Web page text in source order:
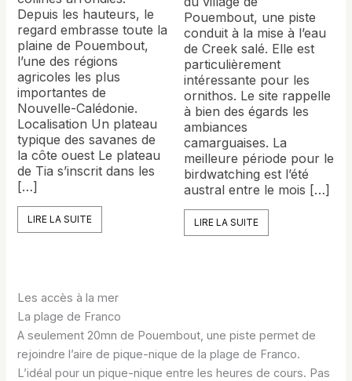
Depuis les hauteurs, le
regard embrasse toute la
plaine de Pouembout,
l’une des régions
agricoles les plus
importantes de
Nouvelle-Calédonie.
Localisation Un plateau
typique des savanes de
la côte ouest Le plateau
de Tia s’inscrit dans les
[…]
LIRE LA SUITE
Pouembout, une piste
conduit à la mise à l’eau
de Creek salé. Elle est
particulièrement
intéressante pour les
ornithos. Le site rappelle
à bien des égards les
ambiances
camarguaises. La
meilleure période pour le
birdwatching est l’été
austral entre le mois […]
LIRE LA SUITE
Les accès à la mer
La plage de Franco
A seulement 20mn de Pouembout, une piste permet de
rejoindre l’aire de pique-nique de la plage de Franco.
L’idéal pour un pique-nique entre les heures de cours. Pas